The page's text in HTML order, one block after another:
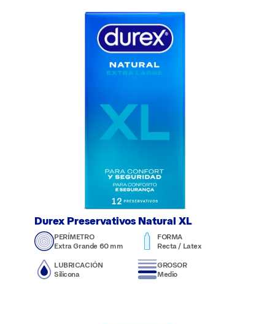
Durex Preservativos Natural XL
PERÍMETRO
Extra Grande 60 mm
FORMA
Recta / Latex
LUBRICACIÓN
Silicona
GROSOR
Medio